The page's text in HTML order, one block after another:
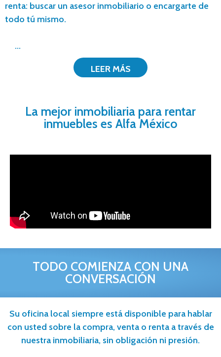
renta: buscar un asesor inmobiliario o encargarte de
todo tú mismo.
...
LEER MÁS
La mejor inmobiliaria para rentar
inmuebles es Alfa México
TODO COMIENZA CON UNA
CONVERSACIÓN
Su oficina local siempre está disponible para hablar
con usted sobre la compra, venta o renta a través de
nuestra inmobiliaria, sin obligación ni presión.